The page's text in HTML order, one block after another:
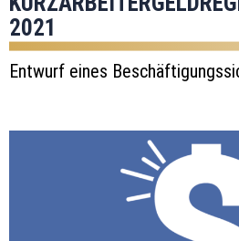
2021
Entwurf eines